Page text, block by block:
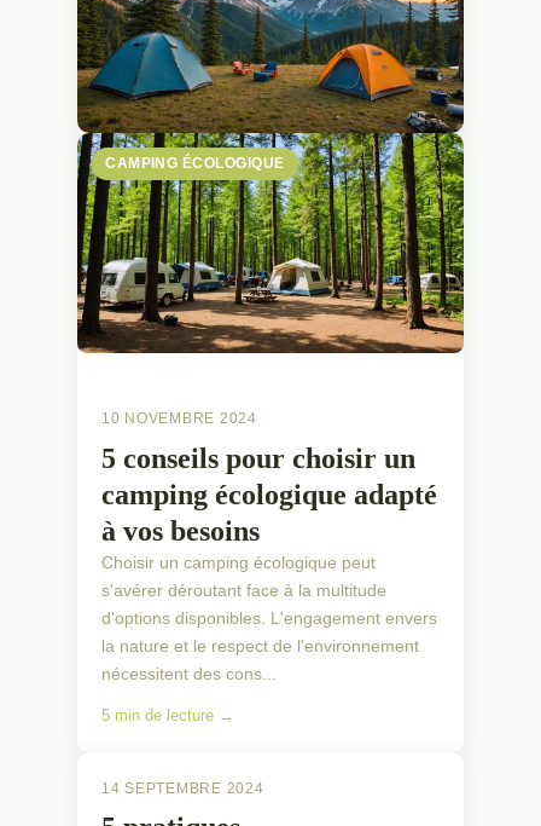
CAMPING ÉCOLOGIQUE
10 NOVEMBRE 2024
5 conseils pour choisir un
camping écologique adapté
à vos besoins
Choisir un camping écologique peut
s'avérer déroutant face à la multitude
d'options disponibles. L'engagement envers
la nature et le respect de l'environnement
nécessitent des cons...
5 min de lecture →
14 SEPTEMBRE 2024